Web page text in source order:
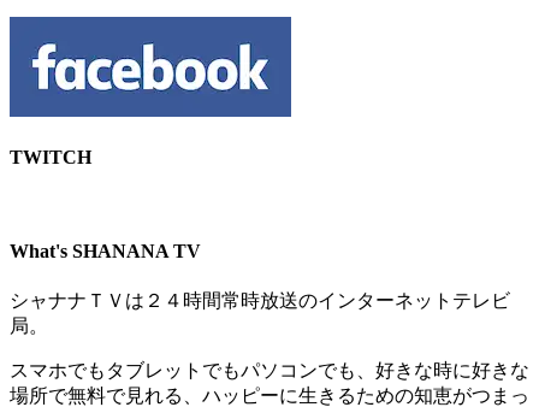
TWITCH​
What's SHANANA TV
シャナナＴＶは２４時間常時放送のインターネットテレビ
局。
スマホでもタブレットでもパソコンでも、好きな時に好きな
場所で無料で見れる、 ハッピーに生きるための知恵がつまっ